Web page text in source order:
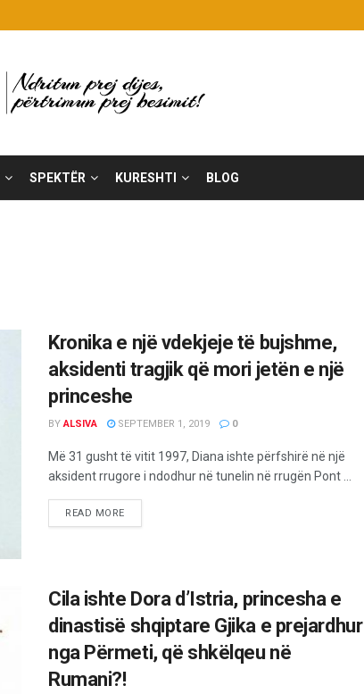
SPEKTËR KURESHTI BLOG
Kronika e një vdekjeje të bujshme,
aksidenti tragjik që mori jetën e një
princeshe
BY ALSIVA SEPTEMBER 1, 2019 0
Më 31 gusht të vitit 1997, Diana ishte përfshirë në një
aksident rrugore i ndodhur në tunelin në rrugën Pont ...
READ MORE
Cila ishte Dora d’Istria, princesha e
dinastisë shqiptare Gjika e prejardhur
nga Përmeti, që shkëlqeu në
Rumani?!